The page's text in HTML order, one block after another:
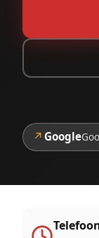
↗ Google